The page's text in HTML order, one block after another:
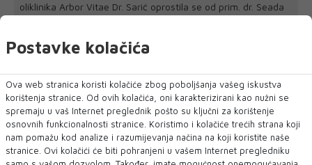
oliklinika Arbor Vitae Dr. Sarić oprostila se od prim. dr. Seada
Mulahasanovića, ugledno...
Postavke kolačića
Ova web stranica koristi kolačiće zbog poboljšanja vašeg iskustva
korištenja stranice. Od ovih kolačića, oni karakterizirani kao nužni se
spremaju u vaš Internet preglednik pošto su ključni za korištenje
osnovnih funkcionalnosti stranice. Koristimo i kolačiće trećih strana koji
nam pomažu kod analize i razumijevanja načina na koji koristite naše
stranice. Ovi kolačići će biti pohranjeni u vašem Internet pregledniku